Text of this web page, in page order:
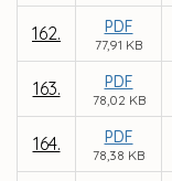
162. PDF
77,91 KB
163. PDF
78,02 KB
164. PDF
78,38 KB